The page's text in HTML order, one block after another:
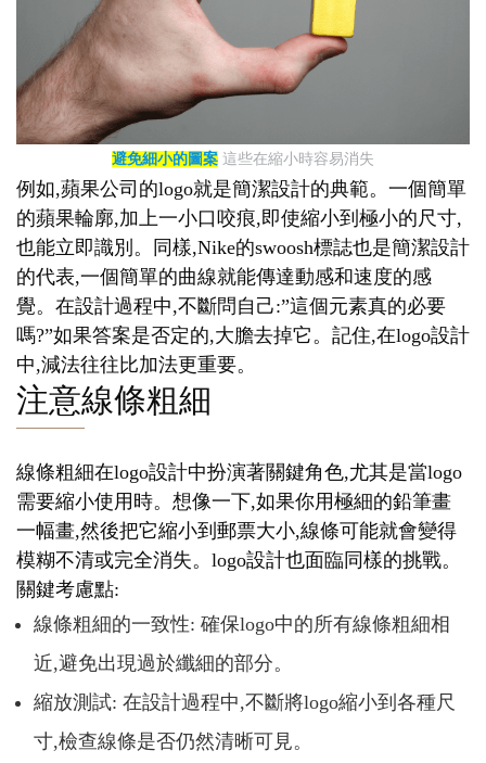
避免細小的圖案 這些在縮小時容易消失
例如,蘋果公司的logo就是簡潔設計的典範。一個簡單
的蘋果輪廓,加上一小口咬痕,即使縮小到極小的尺寸,
也能立即識別。同樣,Nike的swoosh標誌也是簡潔設計
的代表,一個簡單的曲線就能傳達動感和速度的感
覺。在設計過程中,不斷問自己:”這個元素真的必要
嗎?”如果答案是否定的,大膽去掉它。記住,在logo設計
中,減法往往比加法更重要。
注意線條粗細
線條粗細在logo設計中扮演著關鍵角色,尤其是當logo
需要縮小使用時。想像一下,如果你用極細的鉛筆畫
一幅畫,然後把它縮小到郵票大小,線條可能就會變得
模糊不清或完全消失。logo設計也面臨同樣的挑戰。
關鍵考慮點:
線條粗細的一致性: 確保logo中的所有線條粗細相
近,避免出現過於纖細的部分。
縮放測試: 在設計過程中,不斷將logo縮小到各種尺
寸,檢查線條是否仍然清晰可見。